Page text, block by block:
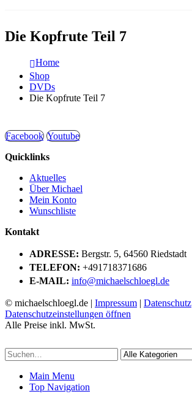
Die Kopfrute Teil 7
Home
Shop
DVDs
Die Kopfrute Teil 7
Facebook Youtube
Quicklinks
Aktuelles
Über Michael
Mein Konto
Wunschliste
Kontakt
ADRESSE: Bergstr. 5, 64560 Riedstadt
TELEFON: +491718371686
E-MAIL: info@michaelschloegl.de
© michaelschloegl.de | Impressum | Datenschutz
Datenschutzeinstellungen öffnen
Alle Preise inkl. MwSt.
Main Menu
Top Navigation